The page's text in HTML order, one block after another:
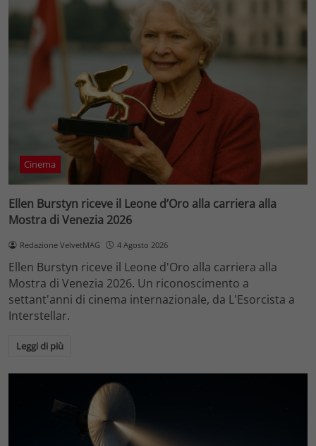
Cinema
Ellen Burstyn riceve il Leone d’Oro alla carriera alla
Mostra di Venezia 2026
Redazione VelvetMAG 4 Agosto 2026
Ellen Burstyn riceve il Leone d'Oro alla carriera alla
Mostra di Venezia 2026. Un riconoscimento a
settant'anni di cinema internazionale, da L'Esorcista a
Interstellar.
Leggi di più